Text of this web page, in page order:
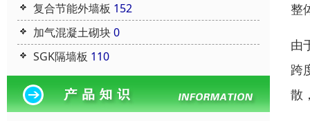
复合节能外墙板 152
加气混凝土砌块0
SGK隔墙板 110
整
由
跨
散